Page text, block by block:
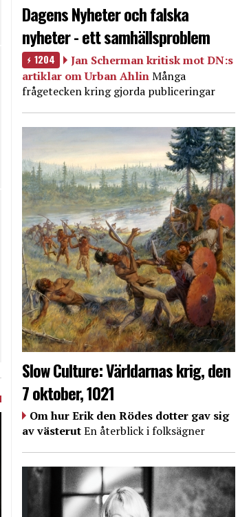
Dagens Nyheter och falska
nyheter - ett samhällsproblem
1204
Jan Scherman kritisk mot DN:s
artiklar om Urban AhlinMånga
frågetecken kring gjorda publiceringar
Slow Culture: Världarnas krig, den
7 oktober, 1021
Om hur Erik den Rödes dotter gav sig
av västerutEn återblick i folksägner